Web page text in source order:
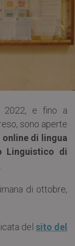
2022, e fino a
sono aperte
di lingua
Linguistico di
di ottobre,
del sito del